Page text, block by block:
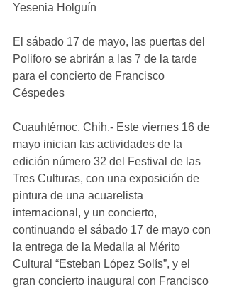
Yesenia Holguín
El sábado 17 de mayo, las puertas del
Poliforo se abrirán a las 7 de la tarde
para el concierto de Francisco
Céspedes
Cuauhtémoc, Chih.- Este viernes 16 de
mayo inician las actividades de la
edición número 32 del Festival de las
Tres Culturas, con una exposición de
pintura de una acuarelista
internacional, y un concierto,
continuando el sábado 17 de mayo con
la entrega de la Medalla al Mérito
Cultural “Esteban López Solís”, y el
gran concierto inaugural con Francisco